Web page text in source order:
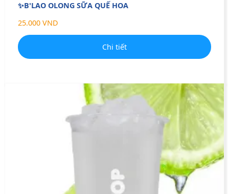
✨B'LAO OLONG SỮA QUẾ HOA
25.000 VND
Chi tiết